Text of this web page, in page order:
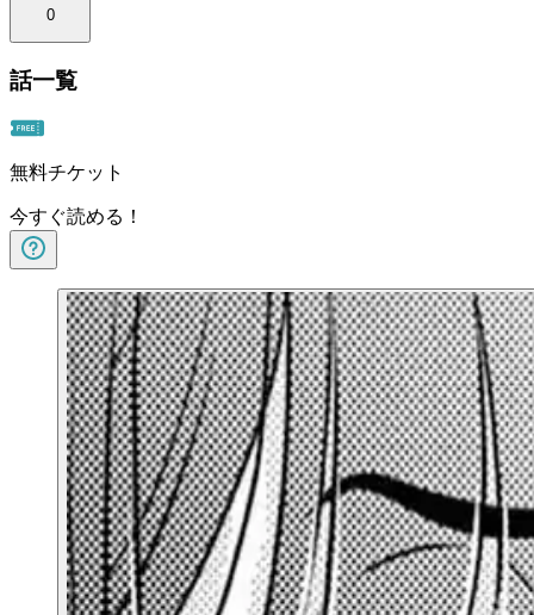
0
話一覧
無料チケット
今すぐ読める！